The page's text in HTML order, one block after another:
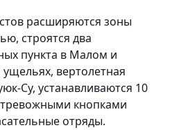
расширяются зоны
строятся два
пункта в Малом и
вертолетная
Су, устанавливаются 10
кнопками
отряды.